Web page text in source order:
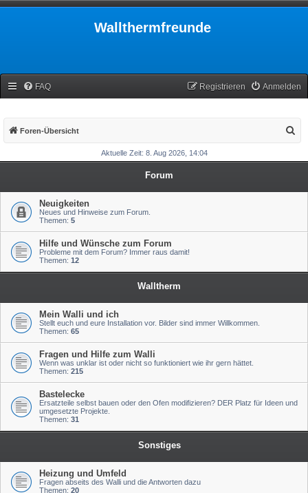
Wallthermfreunde
FAQ Anmelden
Registrieren
Foren-Übersicht
c
Aktuelle Zeit: 8. Aug 2026, 14:04
Forum
Neuigkeiten
Neues und Hinweise zum Forum.
Themen: 5
Hilfe und Wünsche zum Forum
Probleme mit dem Forum? Immer raus damit!
Themen: 12
Walltherm
Mein Walli und ich
Stellt euch und eure Installation vor. Bilder sind immer Willkommen.
Themen: 65
Fragen und Hilfe zum Walli
Wenn was unklar ist oder nicht so funktioniert wie ihr gern hättet.
Themen: 215
Bastelecke
Ersatzteile selbst bauen oder den Ofen modifizieren? DER Platz für Ideen und
umgesetzte Projekte.
Themen: 31
Sonstiges
Heizung und Umfeld
Fragen abseits des Walli und die Antworten dazu
Themen: 20